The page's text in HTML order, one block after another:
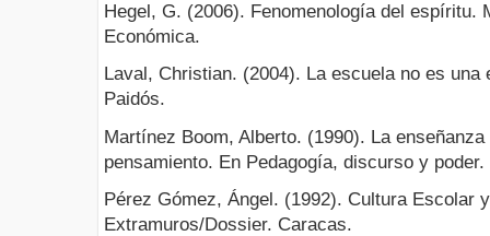
Hegel, G. (2006). Fenomenología del espíritu.
Económica.
Laval, Christian. (2004). La escuela no es una
Paidós.
Martínez Boom, Alberto. (1990). La
pensamiento. En Pedagogía, discurso y
Pérez Gómez, Ángel. (1992). Cultura Escolar
Extramuros/Dossier. Caracas.